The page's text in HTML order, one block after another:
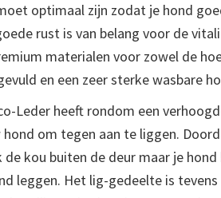
optimaal zijn zodat je hond
rust is van belang voor de
materialen voor zowel de
en een zeer sterke wasbare
Leder heeft rondom een
om tegen aan te liggen.
kou buiten de deur maar je hond
leggen. Het lig-gedeelte is tevens